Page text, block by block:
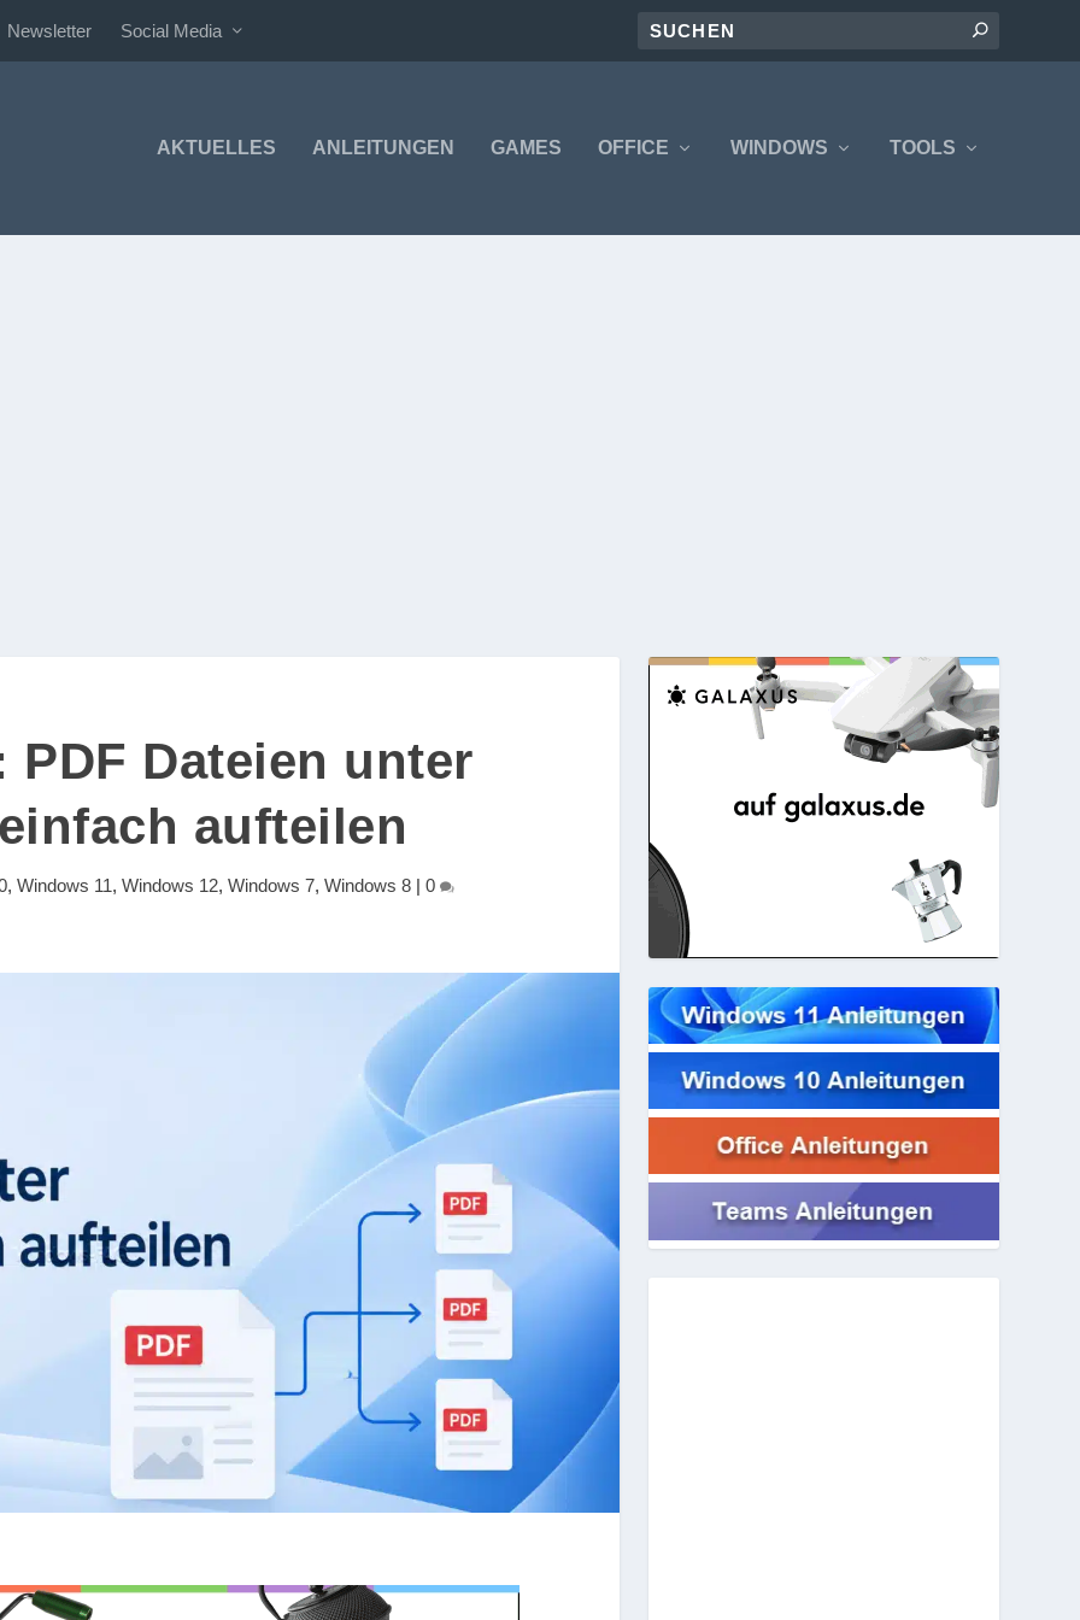
Newsletter Social Media
AKTUELLES ANLEITUNGEN GAMES OFFICE WINDOWS TOOLS
Dateien unter
aufteilen
, Windows 11, Windows 12, Windows 7, Windows 8| 0